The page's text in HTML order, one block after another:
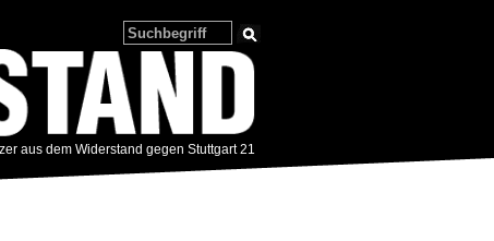
aus dem Widerstand gegen Stuttgart 21